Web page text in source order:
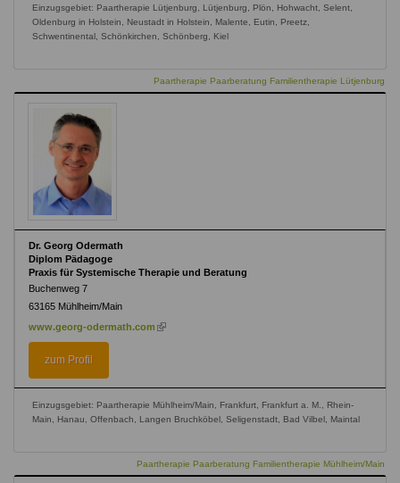
Einzugsgebiet: Paartherapie Lütjenburg, Lütjenburg, Plön, Hohwacht, Selent,
Oldenburg in Holstein, Neustadt in Holstein, Malente, Eutin, Preetz,
Schwentinental, Schönkirchen, Schönberg, Kiel
Paartherapie Paarberatung Familientherapie Lütjenburg
Dr. Georg Odermath
Diplom Pädagoge
Praxis für Systemische Therapie und Beratung
Buchenweg 7
63165 Mühlheim/Main
www.georg-odermath.com (link
zum Profil
Einzugsgebiet: Paartherapie Mühlheim/Main, Frankfurt, Frankfurt a. M., Rhein-
Main, Hanau, Offenbach, Langen Bruchköbel, Seligenstadt, Bad Vilbel, Maintal
Paartherapie Paarberatung Familientherapie Mühlheim/Main